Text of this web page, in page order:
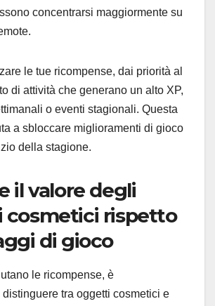
concentrarsi maggiormente su
le tue ricompense, dai priorità al
di attività che generano un alto XP,
o eventi stagionali. Questa
a sbloccare miglioramenti di gioco
della stagione.
il valore degli
rispetto
di gioco
le ricompense, è
tra oggetti cosmetici e